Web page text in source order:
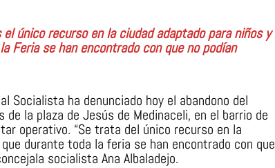
único recurso en la ciudad adaptado para niños y
Feria se han encontrado con que no podían
Socialista ha denunciado hoy el abandono del
la plaza de Jesús de Medinaceli, en el barrio de
operativo. “Se trata del único recurso en la
durante toda la feria se han encontrado con que
socialista Ana Albaladejo.